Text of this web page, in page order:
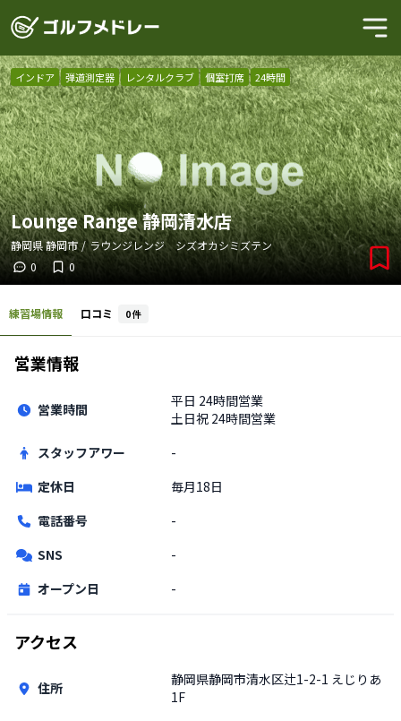
インドア 弾道測定器 レンタルクラブ 個室打席 24時間
Lounge Range 静岡清水店
静岡県静岡市 / ラウンジレンジ シズオカシミズテン
0
0
練習場情報 口コミ 0件
営業情報
営業時間 平日 24時間営業
土日祝 24時間営業
スタッフアワー
-
定休日
毎月18日
電話番号
-
SNS
-
オープン日
-
アクセス
住所
静岡県静岡市清水区辻1-2-1 えじりあ
1F